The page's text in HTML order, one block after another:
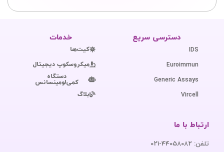
دسترسی سریع
IDS
Euroimmun
Generic Assays
Vircell
خدمات
کیت‌ها
میکروسکوپ دیجیتال
دستگاه
کمی‌لومینسانس
بلاگ
ارتباط با ما
تلفن: 44058082-021